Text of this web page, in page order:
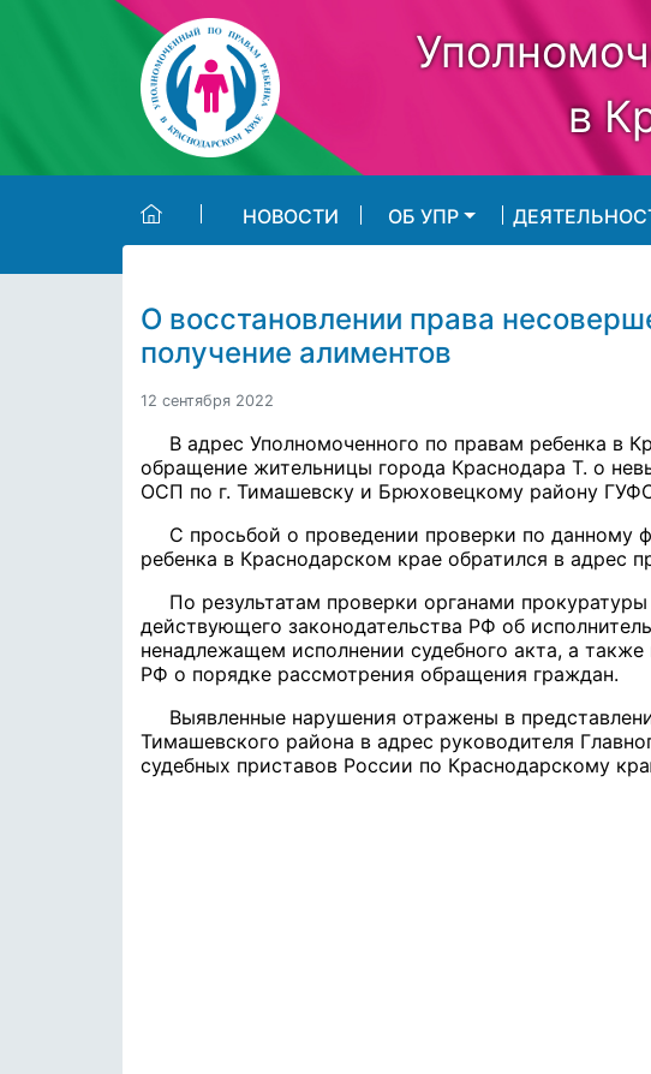
Skip to main content
в
НОВОСТИ ОБ УПР
О восстановлении права
получение алиментов
12 сентября 2022
В адрес Уполномоченного по правам ребенка в
обращение жительницы города Краснодара Т. о
ОСП по г. Тимашевску и Брюховецкому району
С просьбой о проведении проверки по данному
ребенка в Краснодарском крае обратился в адрес
По результатам проверки органами
действующего законодательства РФ об
ненадлежащем исполнении судебного акта, а
РФ о порядке рассмотрения обращения граждан.
Выявленные нарушения отражены в
Тимашевского района в адрес руководителя
судебных приставов России по Краснодарскому